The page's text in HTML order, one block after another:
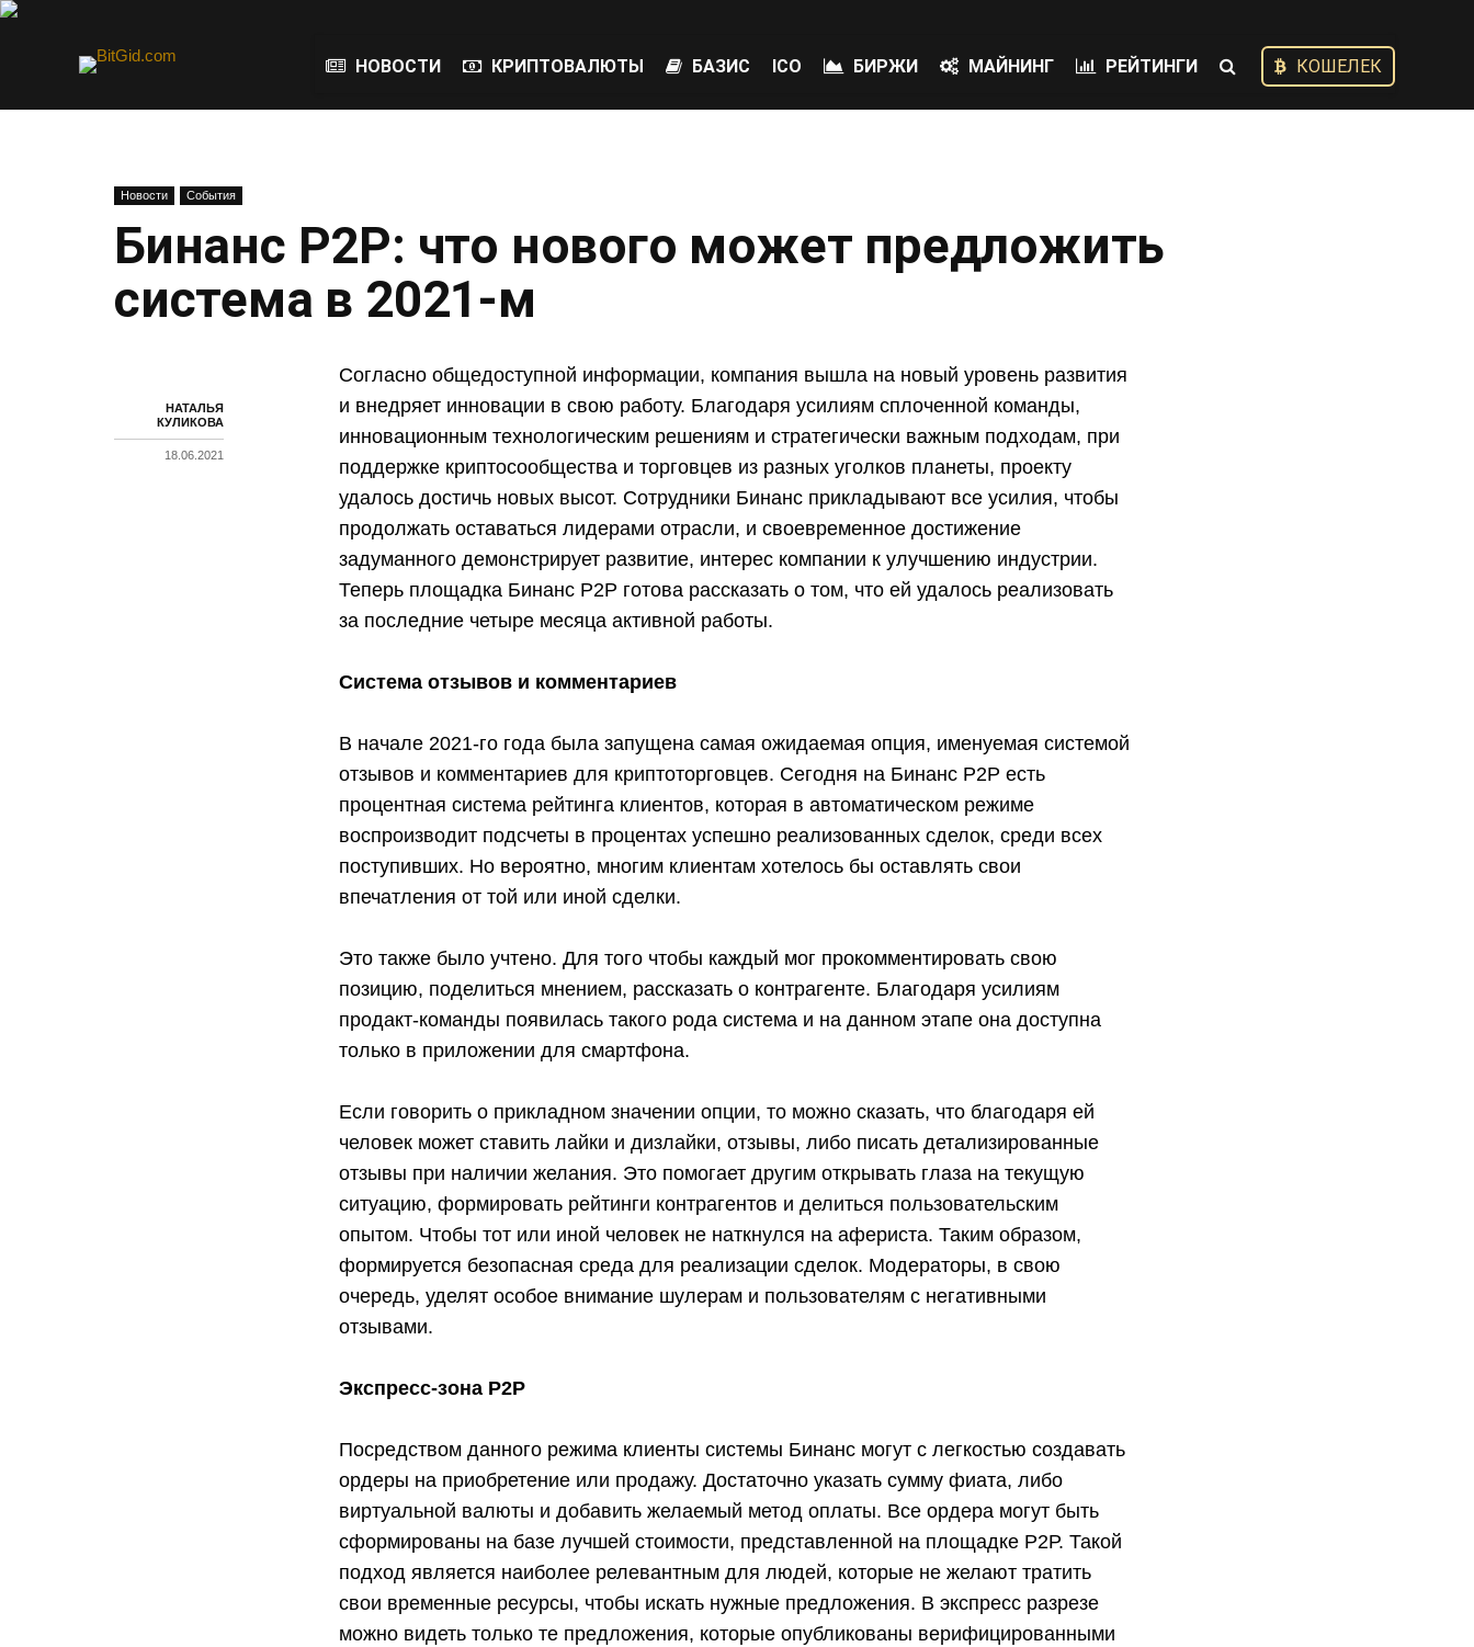
НОВОСТИ КРИПТОВАЛЮТЫ БАЗИС ICO БИРЖИ МАЙНИНГ РЕЙТИНГИ КОШЕЛЕК
Новости События
Бинанс Р2Р: что нового может предложить
система в 2021-м
НАТАЛЬЯ
КУЛИКОВА
18.06.2021
Согласно общедоступной информации, компания вышла на новый уровень развития
и внедряет инновации в свою работу. Благодаря усилиям сплоченной команды,
инновационным технологическим решениям и стратегически важным подходам, при
поддержке криптосообщества и торговцев из разных уголков планеты, проекту
удалось достичь новых высот. Сотрудники Бинанс прикладывают все усилия, чтобы
продолжать оставаться лидерами отрасли, и своевременное достижение
задуманного демонстрирует развитие, интерес компании к улучшению индустрии.
Теперь площадка Бинанс Р2Р готова рассказать о том, что ей удалось реализовать
за последние четыре месяца активной работы.
Система отзывов и комментариев
В начале 2021-го года была запущена самая ожидаемая опция, именуемая системой
отзывов и комментариев для криптоторговцев. Сегодня на Бинанс Р2Р есть
процентная система рейтинга клиентов, которая в автоматическом режиме
воспроизводит подсчеты в процентах успешно реализованных сделок, среди всех
поступивших. Но вероятно, многим клиентам хотелось бы оставлять свои
впечатления от той или иной сделки.
Это также было учтено. Для того чтобы каждый мог прокомментировать свою
позицию, поделиться мнением, рассказать о контрагенте. Благодаря усилиям
продакт-команды появилась такого рода система и на данном этапе она доступна
только в приложении для смартфона.
Если говорить о прикладном значении опции, то можно сказать, что благодаря ей
человек может ставить лайки и дизлайки, отзывы, либо писать детализированные
отзывы при наличии желания. Это помогает другим открывать глаза на текущую
ситуацию, формировать рейтинги контрагентов и делиться пользовательским
опытом. Чтобы тот или иной человек не наткнулся на афериста. Таким образом,
формируется безопасная среда для реализации сделок. Модераторы, в свою
очередь, уделят особое внимание шулерам и пользователям с негативными
отзывами.
Экспресс-зона P2P
Посредством данного режима клиенты системы Бинанс могут с легкостью создавать
ордеры на приобретение или продажу. Достаточно указать сумму фиата, либо
виртуальной валюты и добавить желаемый метод оплаты. Все ордера могут быть
сформированы на базе лучшей стоимости, представленной на площадке Р2Р. Такой
подход является наиболее релевантным для людей, которые не желают тратить
свои временные ресурсы, чтобы искать нужные предложения. В экспресс разрезе
можно видеть только те предложения, которые опубликованы верифицированными